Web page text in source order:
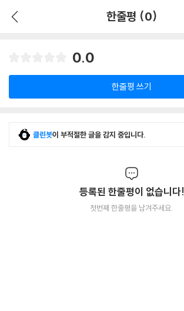
한줄평 (0)
0.0
한줄평 쓰기
클린봇이 부적절한 글을 감지 중입니다.
등록된 한줄평이 없습니다!
첫번째 한줄평을 남겨주세요.